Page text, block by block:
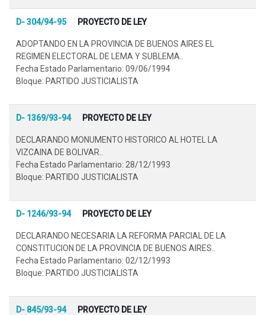
D- 304/94-95 PROYECTO DE LEY
ADOPTANDO EN LA PROVINCIA DE BUENOS AIRES EL
REGIMEN ELECTORAL DE LEMA Y SUBLEMA..
Fecha Estado Parlamentario: 09/06/1994
Bloque: PARTIDO JUSTICIALISTA
D- 1369/93-94 PROYECTO DE LEY
DECLARANDO MONUMENTO HISTORICO AL HOTEL LA
VIZCAINA DE BOLIVAR..
Fecha Estado Parlamentario: 28/12/1993
Bloque: PARTIDO JUSTICIALISTA
D- 1246/93-94 PROYECTO DE LEY
DECLARANDO NECESARIA LA REFORMA PARCIAL DE LA
CONSTITUCION DE LA PROVINCIA DE BUENOS AIRES..
Fecha Estado Parlamentario: 02/12/1993
Bloque: PARTIDO JUSTICIALISTA
D- 845/93-94 PROYECTO DE LEY